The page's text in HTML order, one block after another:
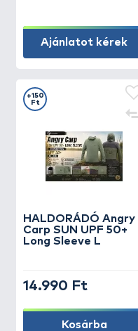
Ajánlatot kérek
HALDORÁDÓ Angry
Carp SUN UPF 50+
Long Sleeve L
+150
Ft
14.990 Ft
Kosárba